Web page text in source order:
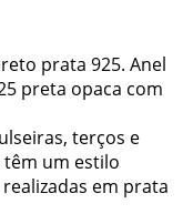
prata 925. Anel
preta opaca com
terços e
um estilo
em prata